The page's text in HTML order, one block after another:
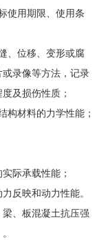
使用期限、使用条
、位移、变形或腐
录像等方法，记录
及损伤性质；
构材料的力学性能；
际承载性能；
反映和动力性能。
、板混凝土抗压强